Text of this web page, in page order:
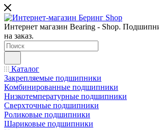
Интернет магазин Bearing - Shop.
на заказ.
Каталог
Закрепляемые подшипники
Комбинированные подшипники
Низкотемпературные подшипники
Сверхточные подшипники
Роликовые подшипники
Шариковые подшипники